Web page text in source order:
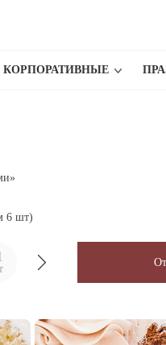
КОРПОРАТИВНЫЕ
6 шт)